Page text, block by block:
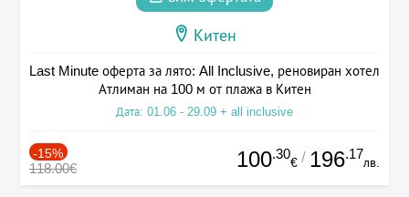
Китен
Last Minute оферта за лято: All Inclusive, реновиран хотел
Атлиман на 100 м от плажа в Китен
Дата: 01.06 - 29.09 + all inclusive
-15%
118.00€ 100.30
€ / 196.17
лв.